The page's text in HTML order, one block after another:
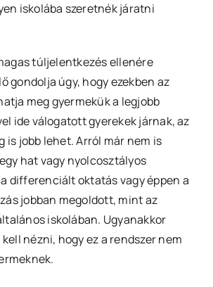
iskolába szeretnék járatni
túljelentkezés ellenére
gondolja úgy, hogy ezekben az
meg gyermekük a legjobb
ide válogatott gyerekek járnak, az
is jobb lehet. Arról már nem is
hat vagy nyolcosztályos
differenciált oktatás vagy éppen a
jobban megoldott, mint az
iskolában. Ugyanakkor
nézni, hogy ez a rendszer nem